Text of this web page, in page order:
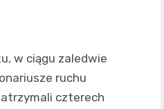
w ciągu zaledwie
ruchu
czterech